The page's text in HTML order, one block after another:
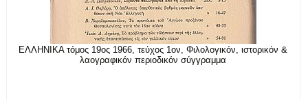
ΕΛΛΗΝΙΚΑ τόμος 19ος 1966, τεύχος 1ον, Φιλολογικόν, ιστορικόν &
λαογραφικόν περιοδικόν σύγγραμμα